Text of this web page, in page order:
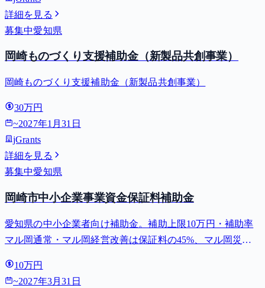
詳細を見る
募集中愛知県
岡崎ものづくり支援補助金（新製品共創事業）
岡崎ものづくり支援補助金（新製品共創事業）
30万円
~2027年1月31日
jGrants
詳細を見る
募集中愛知県
岡崎市中小企業事業資金保証料補助金
愛知県の中小企業者向け補助金。補助上限10万円・補助率
マル岡通常・マル岡経営改善は保証料の45%、マル岡災害
小企業事業資金（マル岡）または小規模企業等振興資金
10万円
~2027年3月31日